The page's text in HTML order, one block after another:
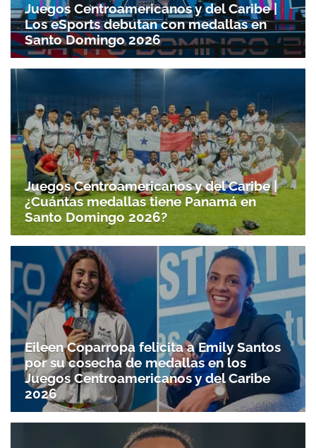
Juegos Centroamericanos y del Caribe |
Los eSports debutan con medallas en
Santo Domingo 2026
Juegos Centroamericanos y del Caribe |
¿Cuántas medallas tiene Panamá en
Santo Domingo 2026?
Eileen Coparropa felicita a Emily Santos
por su cosecha de medallas en los
Juegos Centroamericanos y del Caribe
2026